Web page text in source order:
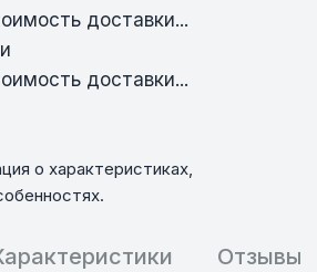
доставки...
доставки...
о характеристиках,
Отзывы